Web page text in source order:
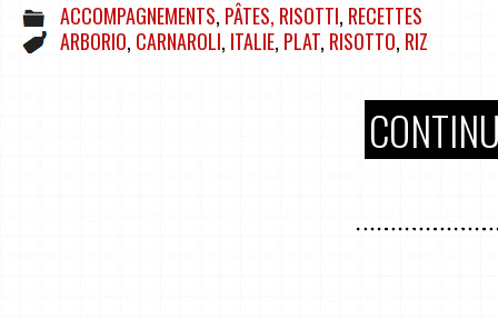
ACCOMPAGNEMENTS, PÂTES, RISOTTI, RECETTES
ARBORIO, CARNAROLI, ITALIE, PLAT, RISOTTO, RIZ